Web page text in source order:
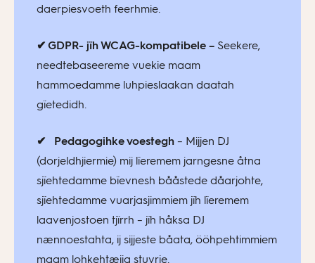
daerpiesvoeth feerhmie.
✔ GDPR- jïh WCAG-kompatibele – Seekere,
needtebaseereme vuekie maam
hammoedamme luhpieslaakan daatah
gïetedidh.
✔ Pedagogihke voestegh – Mijjen DJ
(dorjeldhjiermie) mij lïeremem jarngesne åtna
sjïehtedamme bïevnesh bååstede dåarjohte,
sjïehtedamme vuarjasjimmiem jïh lïeremem
laavenjostoen tjïrrh – jïh håksa DJ
nænnoestahta, ij sijjeste båata, ööhpehtimmiem
maam lohkehtæjja stuvrie.